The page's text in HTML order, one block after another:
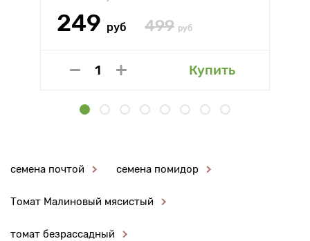
249 руб 499 руб
Купить
семена почтой семена помидор
Томат Малиновый мясистый
томат безрассадный